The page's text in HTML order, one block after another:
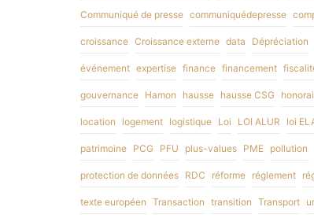
Communiqué de presse communiquédepresse
croissance Croissance externe data Dépréciation
événement expertise finance financement
gouvernance Hamon hausse hausse CSG
location logement logistique Loi LOI ALUR loi
patrimoine PCG PFU plus-values PME pollution
protection de données RDC réforme réglement
texte européen Transaction transition Transport